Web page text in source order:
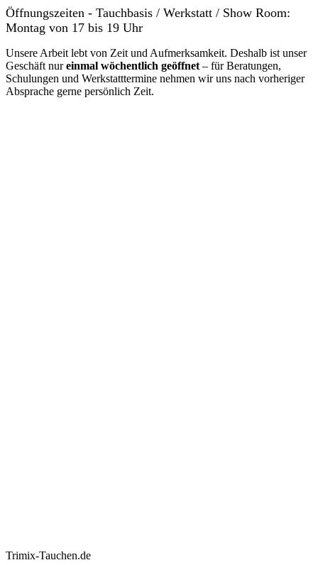
Öffnungszeiten - Tauchbasis / Werkstatt / Show Room:
Montag von 17 bis 19 Uhr
Unsere Arbeit lebt von Zeit und Aufmerksamkeit. Deshalb ist unser
Geschäft nureinmal wöchentlich geöffnet – für Beratungen,
Schulungen und Werkstatttermine nehmen wir uns nach vorheriger
Absprache gerne persönlich Zeit.
Trimix-Tauchen.de